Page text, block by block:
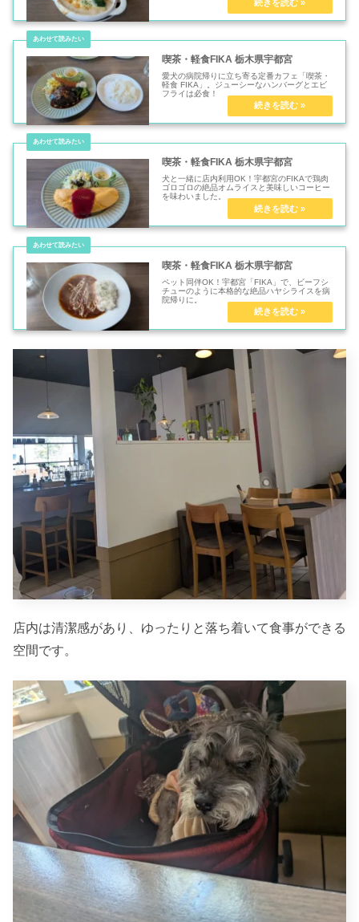
喫茶・軽食FIKA 栃木県宇都宮
愛犬の病院帰りに立ち寄る定番カフェ「喫茶・
軽食 FIKA」。ジューシーなハンバーグとエビ
フライは必食！
喫茶・軽食FIKA 栃木県宇都宮
犬と一緒に店内利用OK！宇都宮のFIKAで鶏肉
ゴロゴロの絶品オムライスと美味しいコーヒー
を味わいました。
喫茶・軽食FIKA 栃木県宇都宮
ペット同伴OK！宇都宮「FIKA」で、ビーフシ
チューのように本格的な絶品ハヤシライスを病
院帰りに。
店内は清潔感があり、ゆったりと落ち着いて食事ができる
空間です。